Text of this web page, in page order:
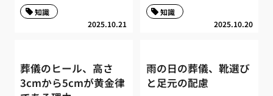
2025.10.21
知識
2025.10.20
知識
葬儀のヒール、高さ
3cmから5cmが黄金律
雨の日の葬儀、靴選び
と足元の配慮